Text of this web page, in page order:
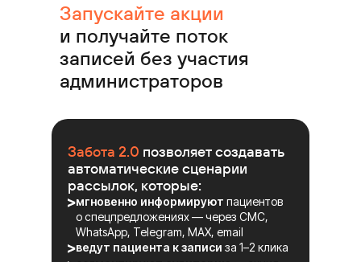
Запускайте акции
и получайте поток
записей без участия
администраторов
Забота 2.0 позволяет создавать
автоматические сценарии
рассылок, которые:
мгновенно информируют пациентов
о спецпредложениях — через СМС,
WhatsApp, Telegram, MAX, email
ведут пациента к записи за 1–2 клика